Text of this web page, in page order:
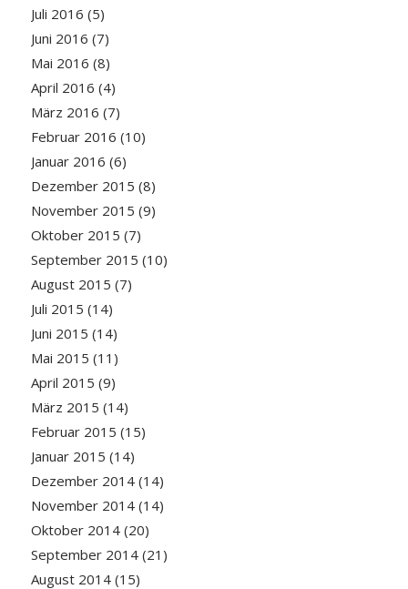
Juli 2016 (5)
Juni 2016 (7)
Mai 2016 (8)
April 2016 (4)
März 2016 (7)
Februar 2016 (10)
Januar 2016 (6)
Dezember 2015 (8)
November 2015 (9)
Oktober 2015 (7)
September 2015 (10)
August 2015 (7)
Juli 2015 (14)
Juni 2015 (14)
Mai 2015 (11)
April 2015 (9)
März 2015 (14)
Februar 2015 (15)
Januar 2015 (14)
Dezember 2014(14)
November 2014(14)
Oktober 2014(20)
September 2014(21)
August 2014(15)